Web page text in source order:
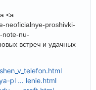
<a
neoficialnye-proshivki-
note-nu-
встреч и удачных
pl … lenie.html